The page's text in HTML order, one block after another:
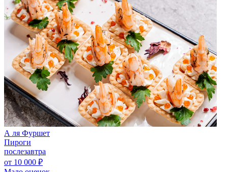
А ля Фуршет
Пироги
послезавтра
от 10 000 ₽